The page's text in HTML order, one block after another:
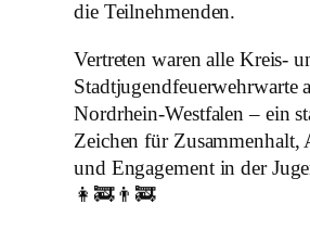
die Teilnehmenden.
Vertreten waren alle Kreis-
Stadtjugendfeuerwehrwarte
Nordrhein-Westfalen – ein
Zeichen für Zusammenhalt,
und Engagement in der
👩‍🚒👨‍🚒